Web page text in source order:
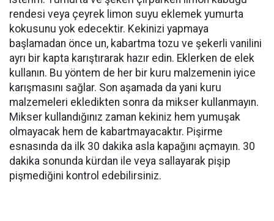
rendesi veya çeyrek limon suyu eklemek yumurta
kokusunu yok edecektir. Kekinizi yapmaya
başlamadan önce un, kabartma tozu ve şekerli vanilini
ayrı bir kapta karıştırarak hazır edin. Eklerken de elek
kullanın. Bu yöntem de her bir kuru malzemenin iyice
karışmasını sağlar. Son aşamada da yani kuru
malzemeleri ekledikten sonra da mikser kullanmayın.
Mikser kullandığınız zaman kekiniz hem yumuşak
olmayacak hem de kabartmayacaktır. Pişirme
esnasında da ilk 30 dakika asla kapağını açmayın. 30
dakika sonunda kürdan ile veya sallayarak pişip
pişmediğini kontrol edebilirsiniz.